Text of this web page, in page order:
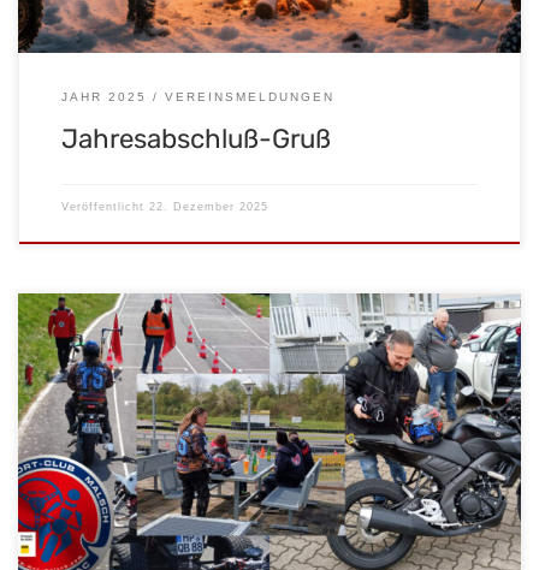
JAHR 2025 VEREINSMELDUNGEN
Jahresabschluß-Gruß
Veröffentlicht 22. Dezember 2025
Der MSC Malsch freut sich über zwei herausragende Erfolge in
der Saison 2025. Vereinsfahrer Andreas Pfannenschmidt, der für
den Club im vom ADAC organisierten Wettbewerb „Motorrad-
Slalom“ antritt, konnte in diesem Jahr gleich zwei Spitzenplätze
erzielen. In der Kategorie Gleichmäßigkeit sicherte sich
Pfannenschmidt die Gaumeisterschaft. In der Kategorie
Motorrad-Solo erreichte er […]